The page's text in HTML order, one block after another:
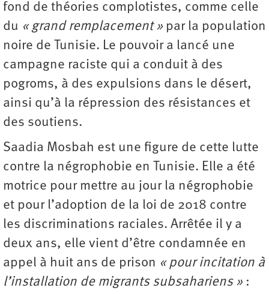
fond de théories complotistes, comme celle
du « grand remplacement » par la population
noire de Tunisie. Le pouvoir a lancé une
campagne raciste qui a conduit à des
pogroms, à des expulsions dans le désert,
ainsi qu’à la répression des résistances et
des soutiens.
Saadia Mosbah est une figure de cette lutte
contre la négrophobie en Tunisie. Elle a été
motrice pour mettre au jour la négrophobie
et pour l’adoption de la loi de 2018 contre
les discriminations raciales. Arrêtée il y a
deux ans, elle vient d’être condamnée en
appel à huit ans de prison « pour incitation à
l’installation de migrants subsahariens » :